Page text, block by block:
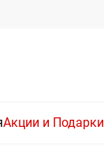
Акции и Подарки